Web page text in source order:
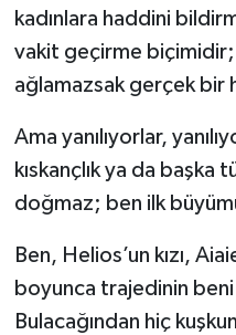
kadınlara haddini
vakit geçirme
ağlamazsak gerçek bir
Ama yanılıyorlar,
kıskançlık ya da başka
doğmaz; ben ilk
Ben, Helios’un kızı,
boyunca trajedinin beni
Bulacağından hiç